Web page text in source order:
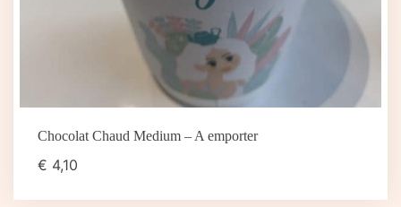
Chocolat Chaud Medium – A emporter
€ 4,10